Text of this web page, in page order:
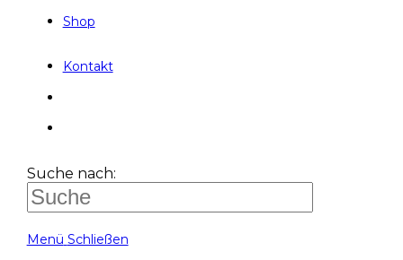
Shop
Kontakt
Suche nach:
Menü Schließen